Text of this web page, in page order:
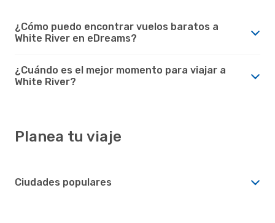
¿Cómo puedo encontrar vuelos baratos a
White River en eDreams?
¿Cuándo es el mejor momento para viajar a
White River?
Planea tu viaje
Ciudades populares